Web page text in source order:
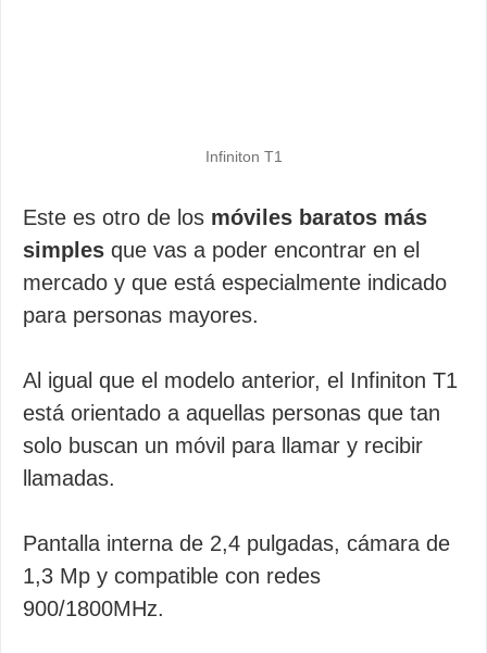
Infiniton T1
Este es otro de los móviles baratos más
simples que vas a poder encontrar en el
mercado y que está especialmente indicado
para personas mayores.
Al igual que el modelo anterior, el Infiniton T1
está orientado a aquellas personas que tan
solo buscan un móvil para llamar y recibir
llamadas.
Pantalla interna de 2,4 pulgadas, cámara de
1,3 Mp y compatible con redes
900/1800MHz.